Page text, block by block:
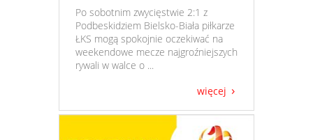
​ Po sobotnim zwycięstwie 2:1 z
Podbeskidziem Bielsko-Biała piłkarze
ŁKS mogą spokojnie oczekiwać na
weekendowe mecze najgroźniejszych
rywali w walce o ...
więcej